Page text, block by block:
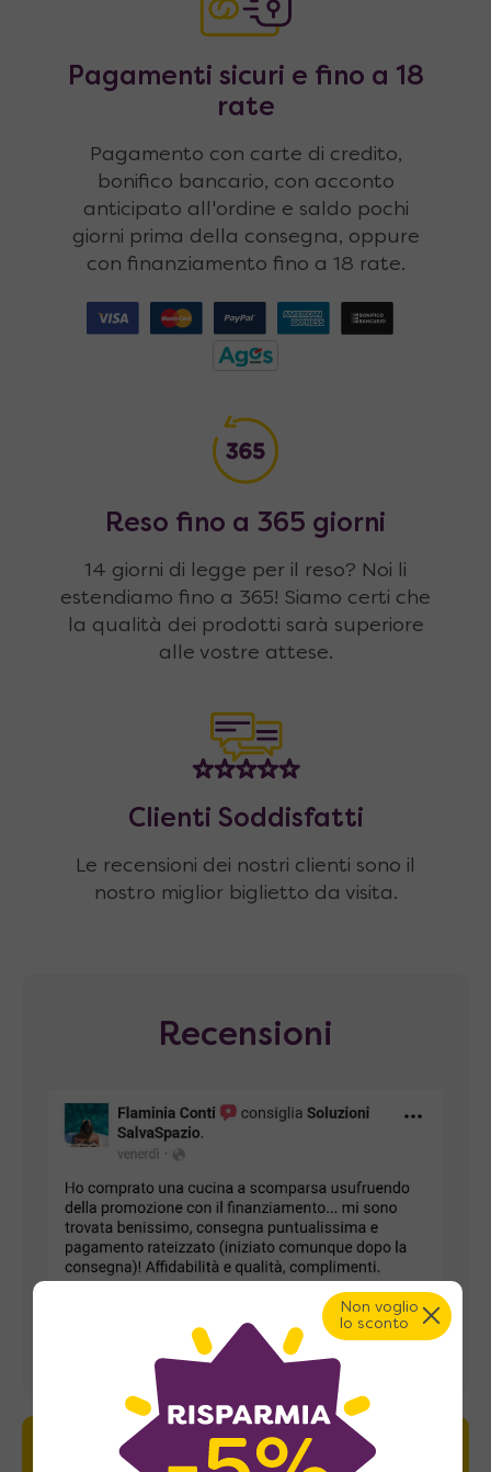
Pagamenti sicuri e fino a 18
rate
Pagamento con carte di credito,
bonifico bancario, con acconto
anticipato all'ordine e saldo pochi
giorni prima della consegna, oppure
con finanziamento fino a 18 rate.
Reso fino a 365 giorni
14 giorni di legge per il reso? Noi li
estendiamo fino a 365! Siamo certi che
la qualità dei prodotti sarà superiore
alle vostre attese.
Clienti Soddisfatti
Le recensioni dei nostri clienti sono il
nostro miglior biglietto da visita.
Recensioni
Non voglio
lo sconto